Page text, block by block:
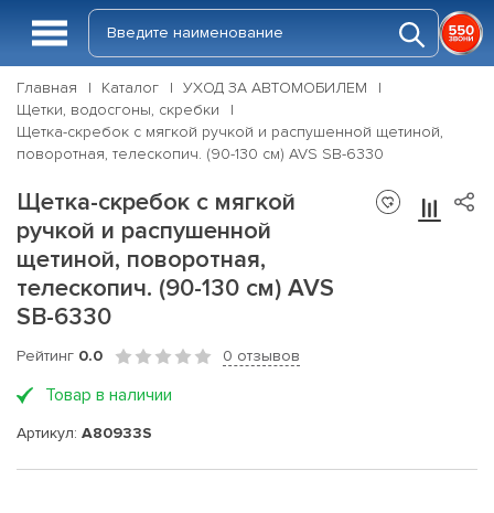
Главная Каталог
УХОД ЗА АВТОМОБИЛЕМ
Щетки, водосгоны, скребки
Щетка-скребок с мягкой ручкой и распушенной щетиной,
поворотная, телескопич. (90-130 см) AVS SB-6330
Щетка-скребок с мягкой
ручкой и распушенной
щетиной, поворотная,
телескопич. (90-130 см) AVS
SB-6330
Рейтинг 0.0 0 отзывов
Товар в наличии
Артикул: A80933S